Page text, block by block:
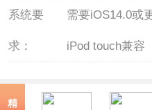
系统要
求：
需要iOS14.0或
iPod touch兼容
精